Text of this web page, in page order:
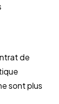
de
sont plus